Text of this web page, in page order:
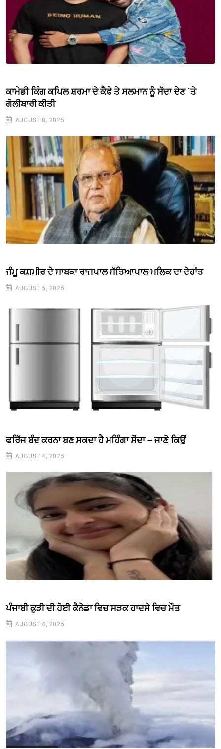
ਕਾਮੇਡੀ ਕਿੰਗ ਕਪਿਲ ਸ਼ਰਮਾ ਦੇ ਕੈਫੇ ਤੇ ਸਲਮਾਨ ਨੂੰ ਸੱਦਾ ਦੇਣ `ਤੇ
ਗੋਲੀਬਾਰੀ ਕੀਤੀ
AUGUST 8, 2025
ਜੰਮੂ ਕਸ਼ਮੀਰ ਦੇ ਸਾਬਕਾ ਰਾਜਪਾਲ ਸੱਤਿਆਪਾਲ ਮਲਿਕ ਦਾ ਦੇਹਾਂਤ
AUGUST 5, 2025
ਫਰਿੱਜ ਬੰਦ ਕਰਨਾ ਬਣ ਸਕਦਾ ਹੈ ਮਹਿੰਗਾ ਸੌਦਾ – ਜਾਣੋ ਕਿਉਂ
AUGUST 4, 2025
ਪੰਜਾਬੀ ਕੁੜੀ ਦੀ ਹੋਈ ਕੈਨੇਡਾ ਵਿਚ ਸੜਕ ਹਾਦਸੇ ਵਿਚ ਮੌਤ
AUGUST 4, 2025